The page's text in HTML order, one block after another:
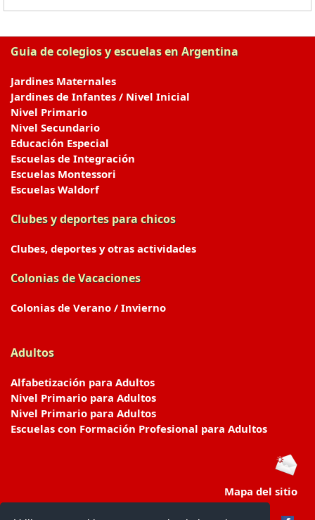
Guia de colegios y escuelas en Argentina
Jardines Maternales
Jardines de Infantes / Nivel Inicial
Nivel Primario
Nivel Secundario
Educación Especial
Escuelas de Integración
Escuelas Montessori
Escuelas Waldorf
Clubes y deportes para chicos
Clubes, deportes y otras actividades
Colonias de Vacaciones
Colonias de Verano / Invierno
Adultos
Alfabetización para Adultos
Nivel Primario para Adultos
Nivel Primario para Adultos
Escuelas con Formación Profesional para Adultos
Mapa del sitio